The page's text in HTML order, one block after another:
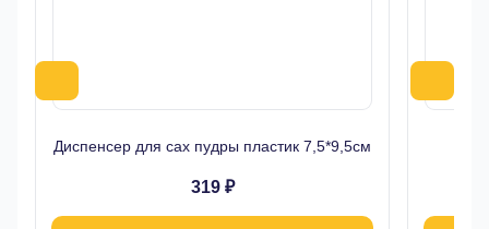
Диспенсер для сах пудры пластик 7,5*9,5см
319 ₽